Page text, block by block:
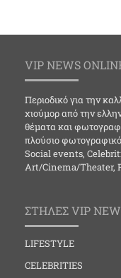
VIP NEWS
Περιοδικό για την
χιούμορ από την
θέματα και
πλούσιο
Social events,
Art/Cinema/Theater,
ΣΤΗΛΕΣ VIP
LIFESTYLE
CELEBRITIES